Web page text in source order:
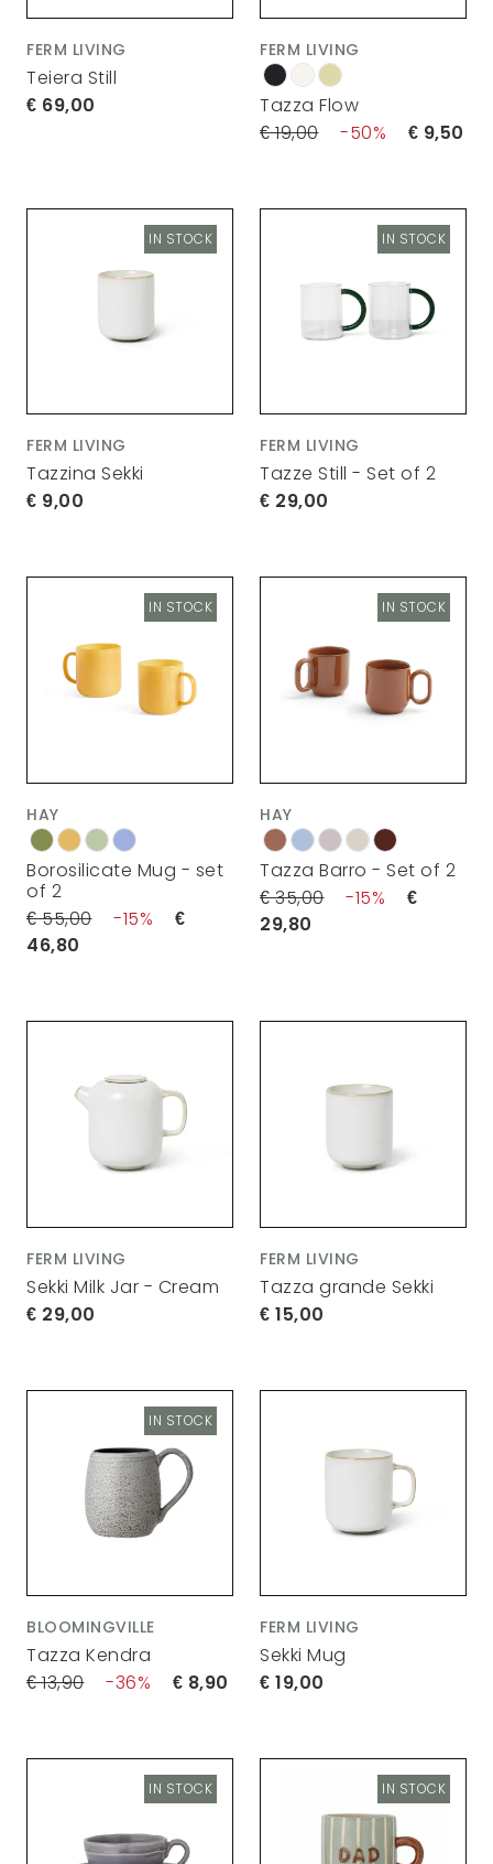
FERM LIVING
Teiera Still
69,00
FERM LIVING
Tazza Flow
19,00
50 9,50
FERM LIVING
Tazzina Sekki
9,00
IN STOCK
FERM LIVING
Tazze Still - Set of 2
29,00
IN STOCK
HAY
Borosilicate Mug - set
of 2
55,00
15
46,80
IN STOCK
HAY
Tazza Barro - Set of 2
35,00
15
29,80
IN STOCK
FERM LIVING
Sekki Milk Jar - Cream
29,00
FERM LIVING
Tazza grande Sekki
15,00
BLOOMINGVILLE
Tazza Kendra
13,90
36 8,90
IN STOCK
FERM LIVING
Sekki Mug
19,00
IN STOCK IN STOCK